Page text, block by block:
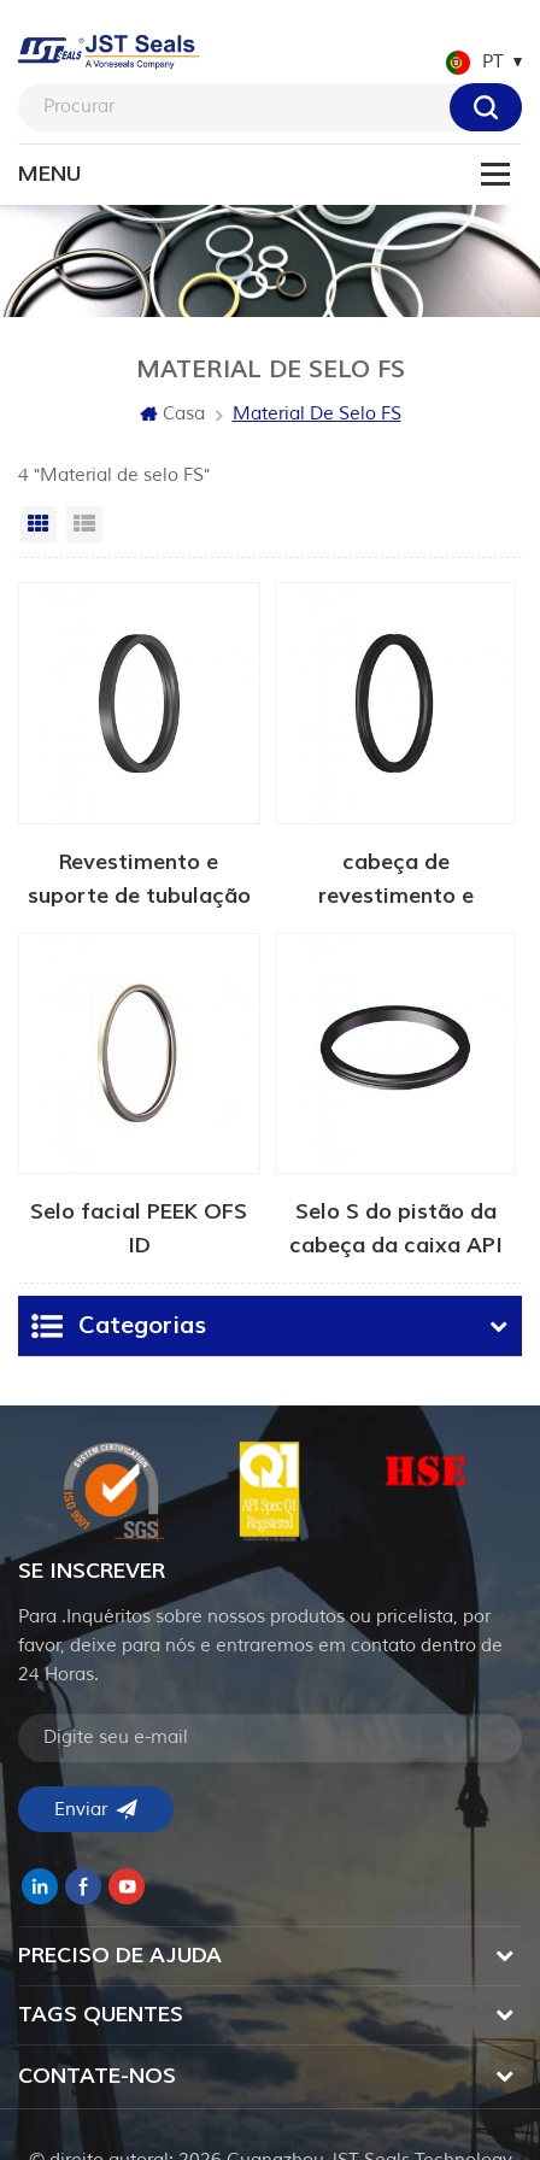
PT
MATERIAL DE SELO FS
Casa Material De Selo FS
4 "Material de selo FS"
Vista da grade
Revestimento e
suporte de tubulação
cabeça de
revestimento e
Selo facial PEEK OFS
ID
Selo S do pistão da
cabeça da caixa API
6A
Categorias
SE INSCREVER
Para .Inquéritos sobre nossos produtos ou pricelista, por
favor, deixe para nós e entraremos em contato dentro de
24 Horas.
PRECISO DE AJUDA
TAGS QUENTES
CONTATE-NOS